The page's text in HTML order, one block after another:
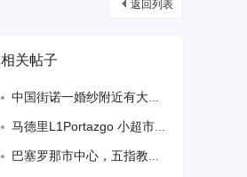
返回列表
相关帖子
中国街诺一婚纱附近有大房间（20平方）临时搭铺，全新装修，有院落，可以烧。
马德里L1Portazgo 小超市+百元店 招聘理货
巴塞罗那市中心，五指教堂附近，有阳光大窗户房间出租，只租一个